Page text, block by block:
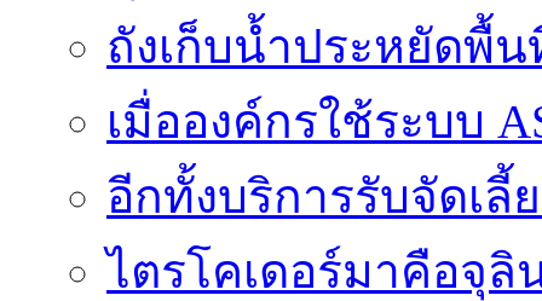
ถังเก็บน้ำประหยัดพื้
เมื่อองค์กรใช้ระบบ
อีกทั้งบริการรับจัดเลี้
ไตรโคเดอร์มาคือจุ